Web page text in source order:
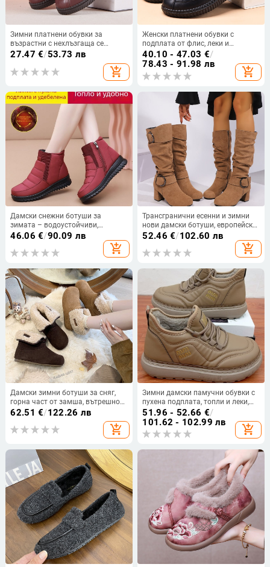
Зимни платнени обувки за
възрастни с нехлъзгаща се
подметка, подплатени изкуствен
пух, горна част изкуствена кожа,
нисък ток 1–3 см, кръгъл нос
27.47 €/53.73 лв
add_shopping_cart
Женски платнени обувки с
подплата от флис, леки и
противохлъзгащи, PU горнище,
PVC подметка
40.10 - 47.03 €/
78.43 - 91.98 лв
add_shopping_cart
Дамски снежни ботуши за
зимата – водоустойчиви,
противохлъзгващи, топло
подплатени, високи ботуши със
страничен цип (пета 3–5 cm,
46.06 €/90.09 лв
add_shopping_cart
Трансгранични есенни и зимни
нови дамски ботуши, европейски
и американски високи до
коляното, велурени ботуши с
висок ток и катарама за колан,
52.46 €/102.60 лв
add_shopping_cart
Дамски зимни ботуши за сняг,
горна част от замша, вътрешност
с изкуствен къс плюш, нисък
62.51 €/122.26 лв
add_shopping_cart
Зимни дамски памучни обувки с
пухена подплата, топли и леки,
ежедневни обувки с нисък връх
51.96 - 52.66 €/
101.62 - 102.99 лв
add_shopping_cart